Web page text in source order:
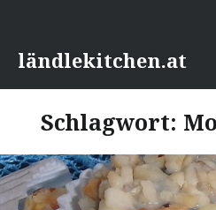
Inhaltländlekitchen.at
Schlagwort: